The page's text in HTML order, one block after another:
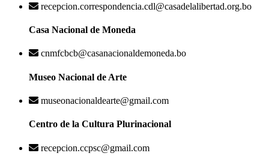
recepcion.correspondencia.cdl@casadelalibertad.org.bo
Casa Nacional de Moneda
cnmfcbcb@casanacionaldemoneda.bo
Museo Nacional de Arte
museonacionaldearte@gmail.com
Centro de la Cultura Plurinacional
recepcion.ccpsc@gmail.com